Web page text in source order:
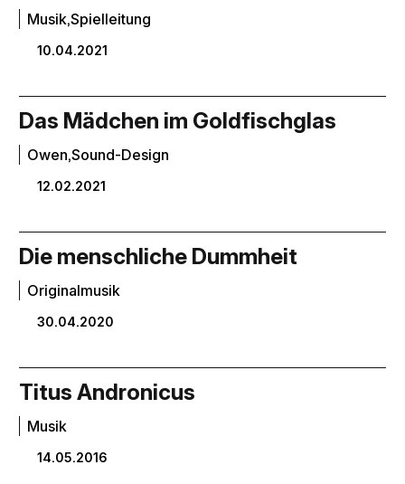
Musik,Spielleitung
10.04.2021
Das Mädchen im Goldfischglas
Owen,Sound-Design
12.02.2021
Die menschliche Dummheit
Originalmusik
30.04.2020
Titus Andronicus
Musik
14.05.2016